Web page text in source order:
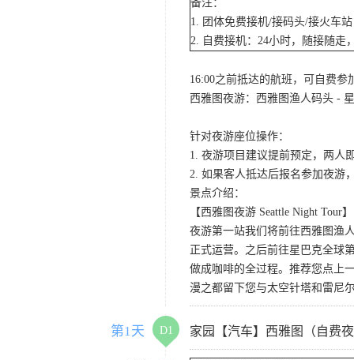
备注：
1. 团体免费接机/接码头/接火车
2. 自费接机：24小时，随接随走
16:00之前抵达的航班，可自费参
西雅图夜游：西雅图渔人码头 -
针对夜游座位操作：
1. 夜游项目建议提前预定，两人
2. 如果客人抵达后报名参加夜游
景点介绍：
【西雅图夜游 Seattle Night Tour】
夜游第一站我们将前往西雅图渔
正式运营。之后前往星巴克全球
做成咖啡的全过程。推荐您点上
漫之都留下您与太空针塔和雷尼
第1天 D1 家园【汽车】西雅图（自费